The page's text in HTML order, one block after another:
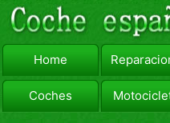
Home
Coches